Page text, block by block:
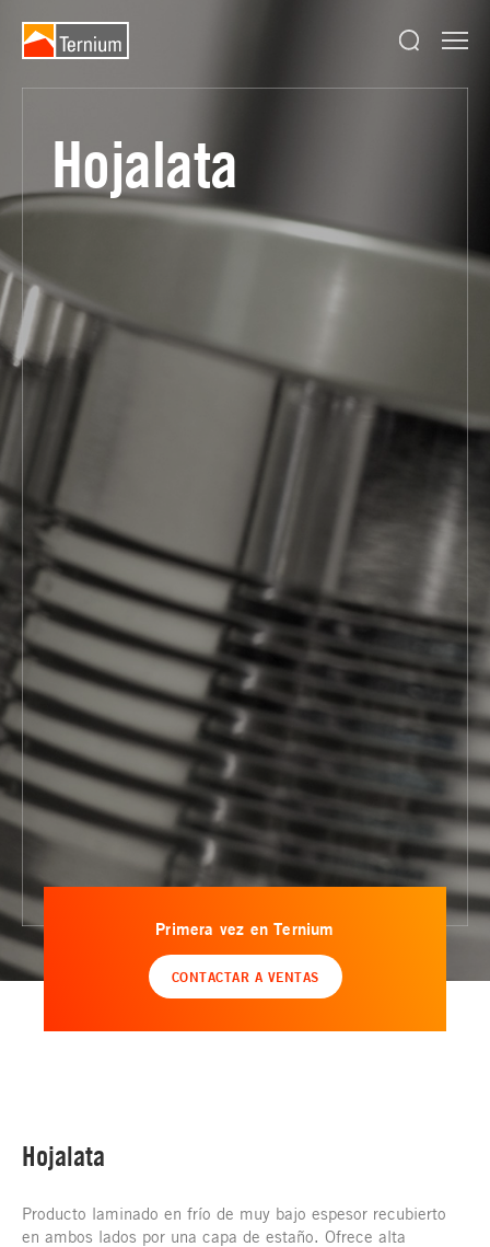
Hojalata
Primera vez en Ternium
CONTACTAR A VENTAS
Hojalata
Producto laminado en frío de muy bajo espesor recubierto
en ambos lados por una capa de estaño. Ofrece alta